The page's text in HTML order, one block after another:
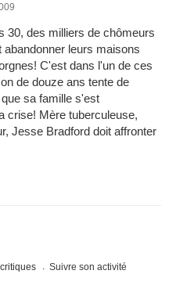
30, des milliers de chômeurs
leurs maisons
C'est dans l'un de ces
de douze ans tente de
sa famille s'est
crise! Mère tuberculeuse,
Jesse Bradford doit affronter
Suivre son activité